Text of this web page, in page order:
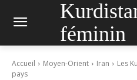
féminin
Accueil Moyen-Orient Iran
Les
pays